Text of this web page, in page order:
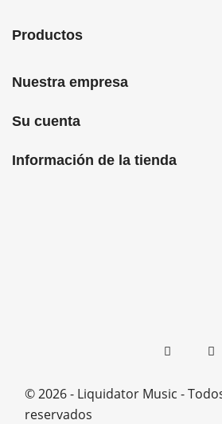
Productos
Nuestra empresa
Su cuenta
Información de la tienda
© 2026 - Liquidator Music -
reservados